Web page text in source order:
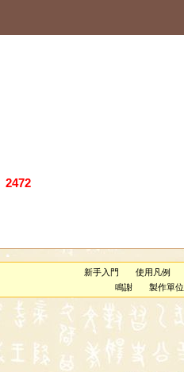
2472
新手入門 使用凡例
鳴謝
製作單位